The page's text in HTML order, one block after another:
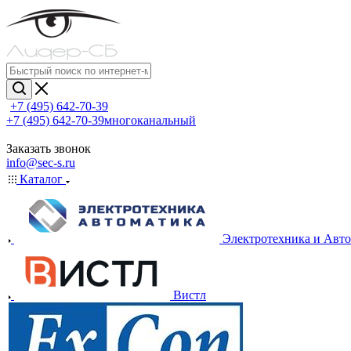
+7 (495) 642-70-39
+7 (495) 642-70-39многоканальный
Заказать звонок
info@sec-s.ru
Каталог
Электротехника и
Вистл